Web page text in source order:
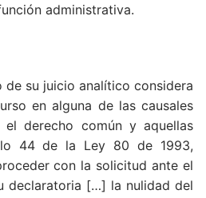
administrativa.
su juicio analítico considera
en alguna de las causales
derecho común y aquellas
44 de la Ley 80 de 1993,
con la solicitud ante el
declaratoria […] la nulidad del